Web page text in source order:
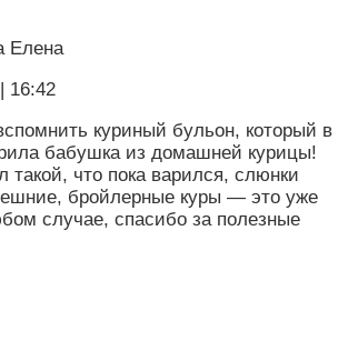
Елена
| 16:42
куриный бульон, который в
бабушка из домашней курицы!
такой, что пока варился, слюнки
бройлерные куры — это уже
случае, спасибо за полезные